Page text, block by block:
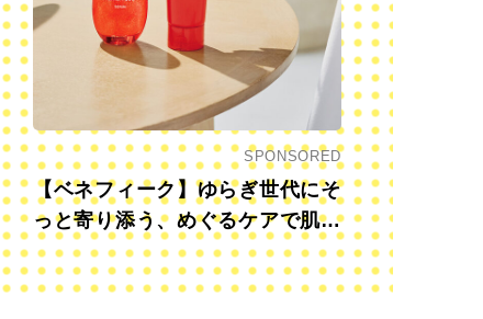
SPONSORED
【ベネフィーク】ゆらぎ世代にそ
っと寄り添う、めぐるケアで肌も
心も前向きに